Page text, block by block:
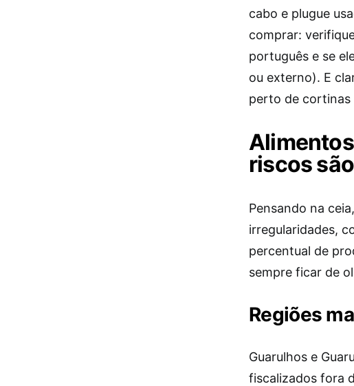
cabo e plugue
comprar:
português e se
ou externo). E
perto de cortinas
riscos
Pensando na
irregularidades,
percentual de
sempre ficar de
Regiões
Guarulhos e
fiscalizados fora